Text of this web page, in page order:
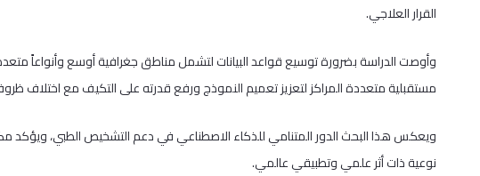
القرار العلاجي.
وأوصت الدراسة بضرورة توسيع قواعد البيانات لتشمل مناطق جغرافية أوسع وأنواعاً
مستقبلية متعددة المراكز لتعزيز تعميم النموذج ورفع قدرته على التكيف مع اختلاف
ويعكس هذا البحث الدور المتنامي للذكاء الاصطناعي في دعم التشخيص الطبي، ويؤكد
نوعية ذات أثر علمي وتطبيقي عالمي.